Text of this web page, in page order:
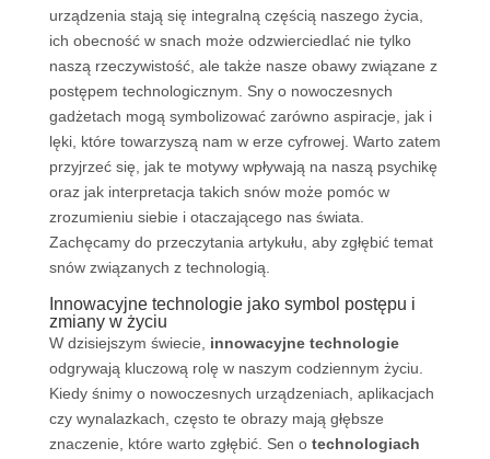
urządzenia stają się integralną częścią naszego życia,
ich obecność w snach może odzwierciedlać nie tylko
naszą rzeczywistość, ale także nasze obawy związane z
postępem technologicznym. Sny o nowoczesnych
gadżetach mogą symbolizować zarówno aspiracje, jak i
lęki, które towarzyszą nam w erze cyfrowej. Warto zatem
przyjrzeć się, jak te motywy wpływają na naszą psychikę
oraz jak interpretacja takich snów może pomóc w
zrozumieniu siebie i otaczającego nas świata.
Zachęcamy do przeczytania artykułu, aby zgłębić temat
snów związanych z technologią.
Innowacyjne technologie jako symbol postępu i
zmiany w życiu
W dzisiejszym świecie, innowacyjne technologie
odgrywają kluczową rolę w naszym codziennym życiu.
Kiedy śnimy o nowoczesnych urządzeniach, aplikacjach
czy wynalazkach, często te obrazy mają głębsze
znaczenie, które warto zgłębić. Sen o technologiach